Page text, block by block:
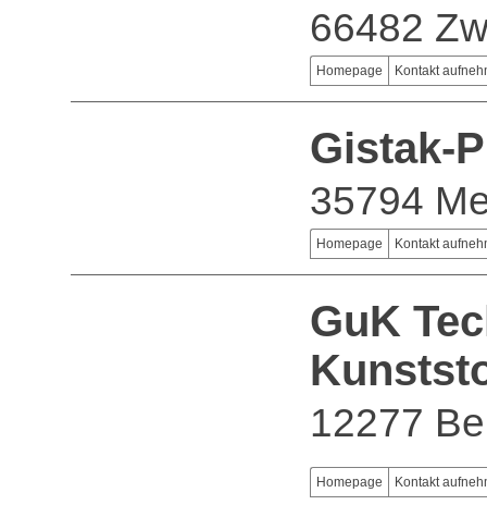
66482
Homepage Kontakt
Gistak-
35794
Homepage Kontakt
GuK
12277
Homepage Kontakt